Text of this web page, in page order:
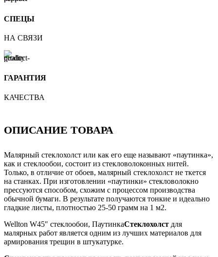
СПЕЦЫ
НА СВЯЗИ
ГАРАНТИЯ
КАЧЕСТВА
ОПИСАНИЕ ТОВАРА
Малярный стеклохолст или как его еще называют «паутинка»,
как и стеклообои, состоит из стекловолоконных нитей.
Только, в отличие от обоев, малярный стеклохолст не ткется
на станках. При изготовлении «паутинки» стекловолокно
прессуются способом, схожим с процессом производства
обычной бумаги. В результате получаются тонкие и идеально
гладкие листы, плотностью 25-50 грамм на 1 м2.
Wellton W45″ стеклообои, ПаутинкаСтеклохолст для
малярных работ является одним из лучших материалов для
армирования трещин в штукатурке.